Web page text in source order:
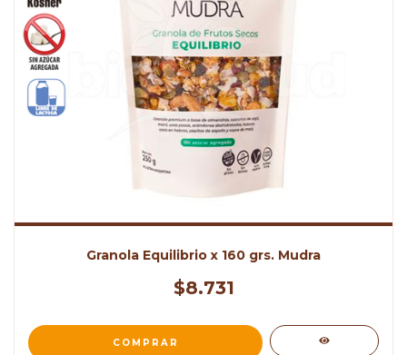
Granola Equilibrio x 160 grs. Mudra
$8.731